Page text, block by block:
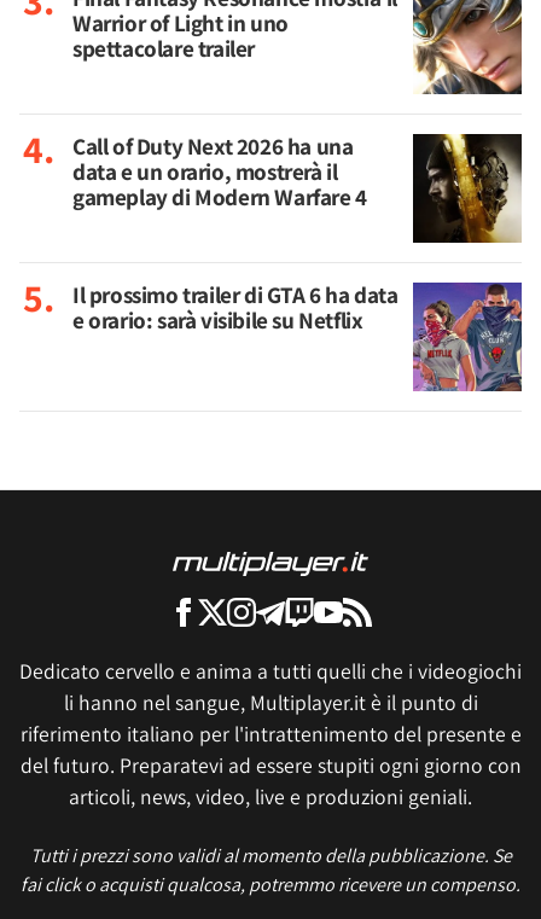
Warrior of Light in uno
spettacolare trailer
Call of Duty Next 2026 ha una
data e un orario, mostrerà il
gameplay di Modern Warfare 4
Il prossimo trailer di GTA 6 ha data
e orario: sarà visibile su Netflix
Dedicato cervello e anima a tutti quelli che i videogiochi
li hanno nel sangue, Multiplayer.it è il punto di
riferimento italiano per l'intrattenimento del presente e
del futuro. Preparatevi ad essere stupiti ogni giorno con
articoli, news, video, live e produzioni geniali.
Tutti i prezzi sono validi al momento della pubblicazione. Se
fai click o acquisti qualcosa, potremmo ricevere un compenso.